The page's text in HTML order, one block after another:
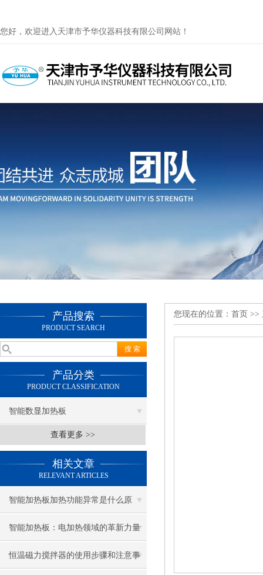
您好，欢迎进入天津市予华仪器科技有限公司网站！
产品搜索
PRODUCT SEARCH
产品分类
PRODUCT CLASSIFICATION
智能数显加热板
查看更多 >>
相关文章
RELEVANT ARTICLES
智能加热板加热功能异常是什么原
因？
智能加热板：电加热领域的革新力量
与多元应用
恒温磁力搅拌器的使用步骤和注意事
您现在的位置： 首页 >>